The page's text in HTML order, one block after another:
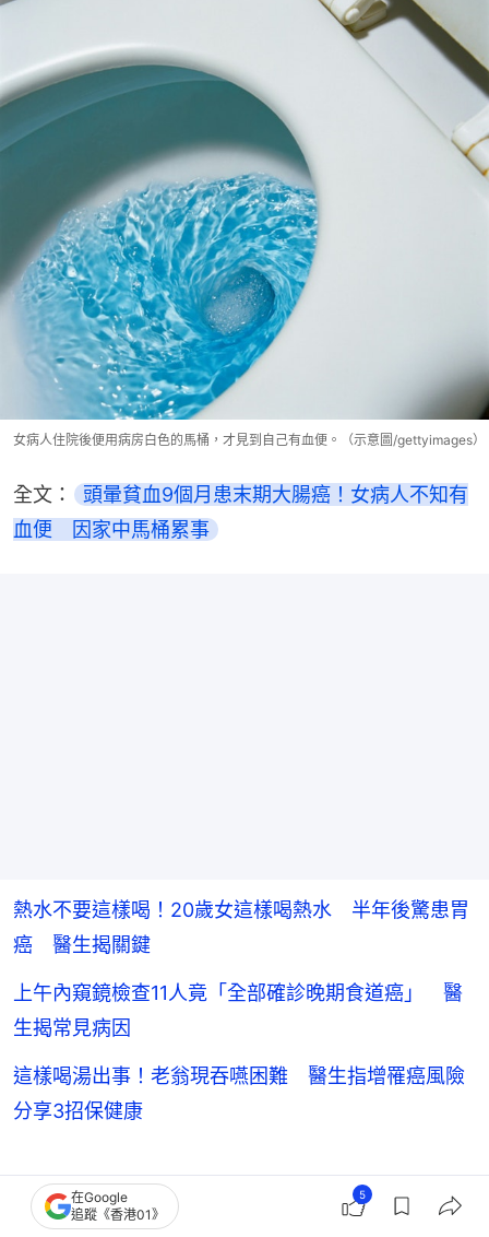
女病人住院後便用病房白色的馬桶，才見到自己有血便。（示意圖/gettyimages）
全文：
頭暈貧血9個月患末期大腸癌！女病人不知有
血便　因家中馬桶累事
熱水不要這樣喝！20歲女這樣喝熱水 半年後驚患胃
癌 醫生揭關鍵
上午內窺鏡檢查11人竟「全部確診晚期食道癌」 醫
生揭常見病因
這樣喝湯出事！老翁現吞嚥困難 醫生指增罹癌風險
分享3招保健康
熱話 健康百科
在Google
追蹤《香港01》
5